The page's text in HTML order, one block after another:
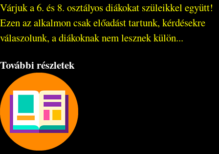
Várjuk a 6. és 8. osztályos diákokat szüleikkel együtt!
Ezen az alkalmon csak előadást tartunk, kérdésekre
válaszolunk, a diákoknak nem lesznek külön...
További részletek